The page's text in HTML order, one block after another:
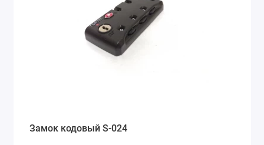
Замок кодовый S-024